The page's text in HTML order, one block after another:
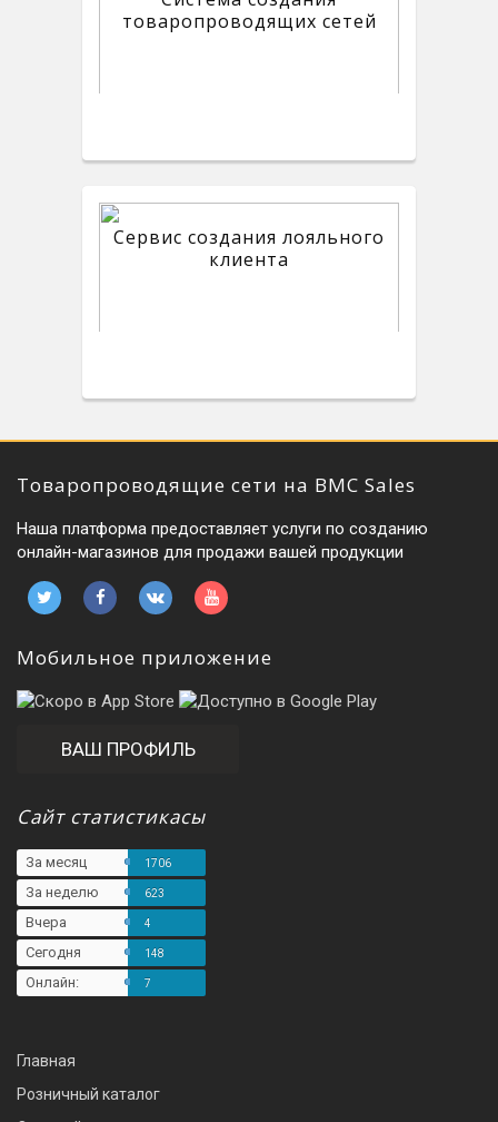
товаропроводящих сетей
Сервис создания лояльного
клиента
Товаропроводящие сети на BMC Sales
Наша платформа предоставляет услуги по созданию
онлайн-магазинов для продажи вашей продукции
Мобильное приложение
ВАШ ПРОФИЛЬ
Сайт статистикасы
За месяц 1706
За неделю 623
Вчера 4
Сегодня 148
Онлайн: 7
Главная
Розничный каталог